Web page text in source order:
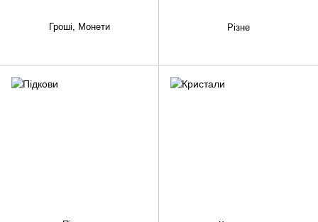
Гроші, Монети Різне